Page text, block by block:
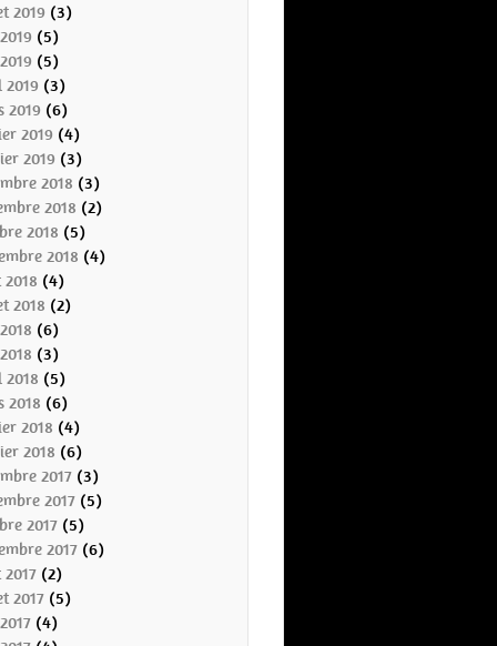
2019 (3)
(5)
(5)
(3)
2019 (6)
2019 (4)
2019 (3)
2018 (3)
2018 (2)
2018 (5)
2018 (4)
(4)
2018 (2)
(6)
(3)
(5)
2018 (6)
2018 (4)
2018 (6)
2017 (3)
2017 (5)
2017 (5)
2017 (6)
(2)
2017 (5)
(4)